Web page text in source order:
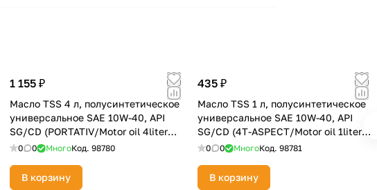
1 155 ₽
Масло TSS 4 л, полусинтетическое
универсальное SAE 10W-40, API
SG/CD (PORTATIV/Motor oil 4liter
can)
0 0 МногоКод. 98780
В корзину
435 ₽
Масло TSS 1 л, полусинтетическое
универсальное SAE 10W-40, API
SG/CD (4T-ASPECT/Motor oil 1liter
can
0 0 МногоКод. 98781
В корзину